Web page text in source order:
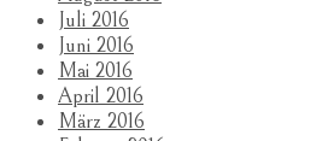
Juli 2016
Juni 2016
Mai 2016
April 2016
März 2016